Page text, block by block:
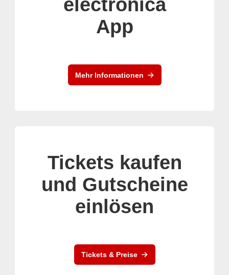
electronica
App
Mehr Informationen
Tickets kaufen
und Gutscheine
einlösen
Tickets & Preise